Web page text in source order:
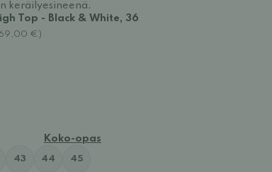
keräilyesineenä.
Top - Black & White, 36
€)
Koko-opas
43 44 45